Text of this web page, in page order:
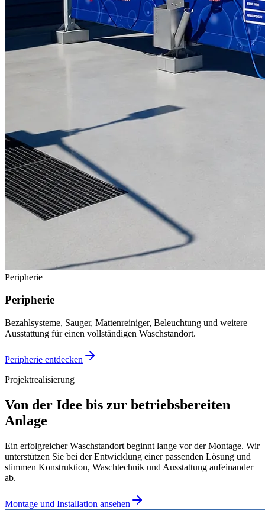
Peripherie
Peripherie
Bezahlsysteme, Sauger, Mattenreiniger, Beleuchtung und weitere
Ausstattung für einen vollständigen Waschstandort.
Peripherie entdecken
Projektrealisierung
Von der Idee bis zur betriebsbereiten
Anlage
Ein erfolgreicher Waschstandort beginnt lange vor der Montage. Wir
unterstützen Sie bei der Entwicklung einer passenden Lösung und
stimmen Konstruktion, Waschtechnik und Ausstattung aufeinander
ab.
Montage und Installation ansehen